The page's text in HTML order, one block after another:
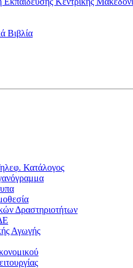
Κατάλογος
Δραστηριοτήτων
Αγωγής